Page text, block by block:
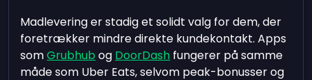
Madlevering er stadig et solidt valg for dem, der
foretrækker mindre direkte kundekontakt. Apps
somGrubhub og DoorDash fungerer på samme
måde som Uber Eats, selvom peak-bonusser og